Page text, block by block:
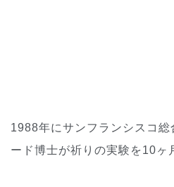
1988年にサンフランシスコ
ード博士が祈りの実験を10ヶ